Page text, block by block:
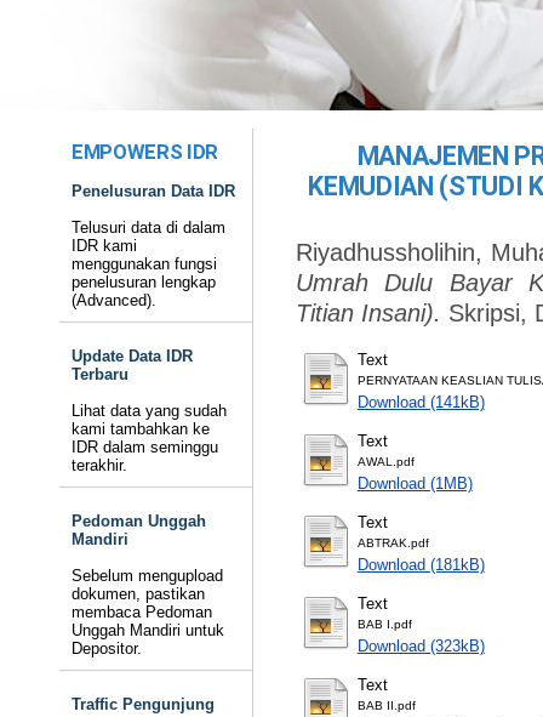
EMPOWERS IDR
Penelusuran Data IDR
Telusuri data di dalam
IDR kami
menggunakan fungsi
penelusuran lengkap
(Advanced).
Update Data IDR
Terbaru
Lihat data yang sudah
kami tambahkan ke
IDR dalam seminggu
terakhir.
Pedoman Unggah
Mandiri
Sebelum mengupload
dokumen, pastikan
membaca Pedoman
Unggah Mandiri untuk
Depositor.
Traffic Pengunjung
MANAJEMEN
KEMUDIAN (STUDI
Riyadhussholihin,
Umrah Dulu Bayar
Titian Insani). Skripsi,
Text
PERNYATAAN KEASLIAN
Download (141kB)
Text
AWAL.pdf
Download (1MB)
Text
ABTRAK.pdf
Download (181kB)
Text
BAB I.pdf
Download (323kB)
Text
BAB II.pdf